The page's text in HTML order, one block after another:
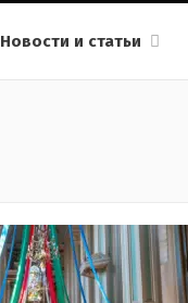
Новости и статьи